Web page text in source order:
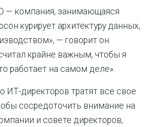
— компания, занимающаяся
курирует архитектуру данных,
— говорит он.
крайне важным, чтобы я
работает на самом деле».
ИТ-директоров тратят все свое
сосредоточить внимание на
и совете директоров,